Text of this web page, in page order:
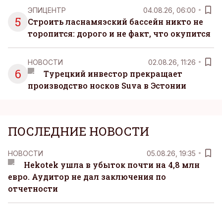
5
ЭПИЦЕНТР 04.08.26, 06:00
Строить ласнамяэский бассейн никто не
торопится: дорого и не факт, что окупится
6
НОВОСТИ 02.08.26, 11:26
Турецкий инвестор прекращает
производство носков Suva в Эстонии
ПОСЛЕДНИЕ НОВОСТИ
НОВОСТИ 05.08.26, 19:35
Hekotek ушла в убыток почти на 4,8 млн
евро. Аудитор не дал заключения по
отчетности